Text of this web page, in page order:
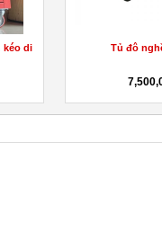
Bàn nguội